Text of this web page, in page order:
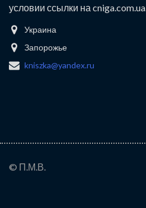
условии ссылки на cniga.com.ua.
Украина
Запорожье
kniszka@yandex.ru
© П.М.В.